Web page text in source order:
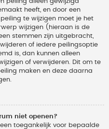
heeft, en door een
te wijzigen moet je het
wijzigen (hieraan is de
stemmen zijn uitgebracht,
of iedere peilingsoptie
is, dan kunnen alleen
of verwijderen. Dit om te
maken en deze daarna
niet openen?
toegankelijk voor bepaalde